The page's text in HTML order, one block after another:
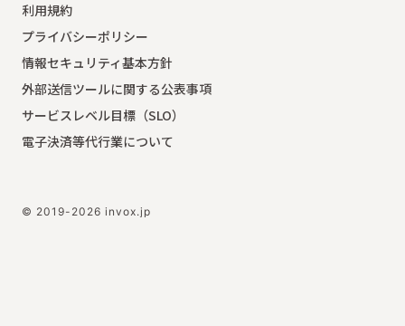
利用規約
プライバシーポリシー
情報セキュリティ基本方針
外部送信ツールに関する公表事項
サービスレベル目標（SLO）
電子決済等代行業について
© 2019-2026 invox.jp